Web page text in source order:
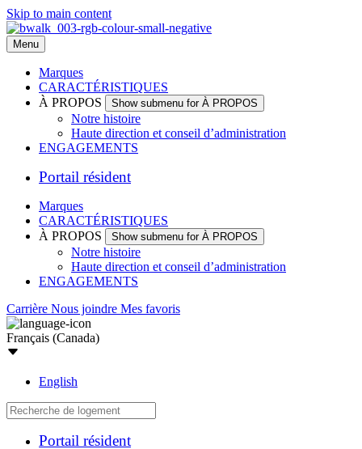
Skip to main content
Menu
Marques
CARACTÉRISTIQUES
À PROPOS
Show submenu for À PROPOS
Notre histoire
Haute direction et conseil d’administration
ENGAGEMENTS
Portail résident
Marques
CARACTÉRISTIQUES
À PROPOS
Show submenu for À PROPOS
Notre histoire
Haute direction et conseil d’administration
ENGAGEMENTS
Carrière Nous joindre Mes favoris
Français (Canada)
English
Portail résident